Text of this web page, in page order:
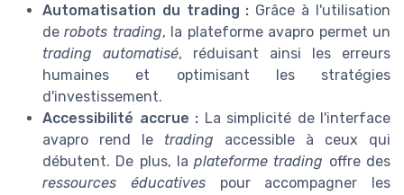
Automatisation du trading : Grâce à l'utilisation
derobots trading, la plateforme avapro permet un
trading automatisé, réduisant ainsi les erreurs
humaines et optimisant les stratégies
d'investissement.
Accessibilité accrue : La simplicité de l'interface
avapro rend le trading accessible à ceux qui
débutent. De plus, laplateforme trading offre des
ressources éducativespour accompagner les